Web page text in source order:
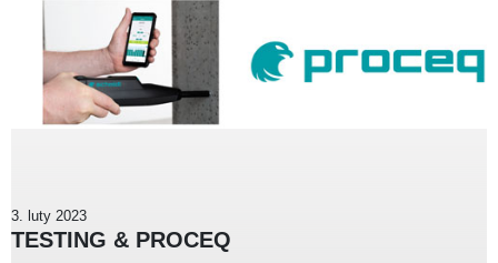
3. luty 2023
TESTING & PROCEQ